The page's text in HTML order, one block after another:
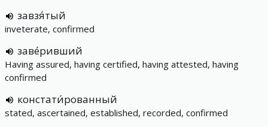
завзя́тый
inveterate, confirmed
заве́ривший
Having assured, having certified, having attested, having
confirmed
констати́рованный
stated, ascertained, established, recorded, confirmed